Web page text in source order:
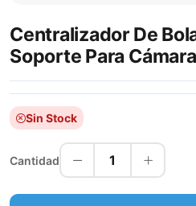
Centralizador De
Soporte Para Cámara
Sin Stock
Cantidad 1